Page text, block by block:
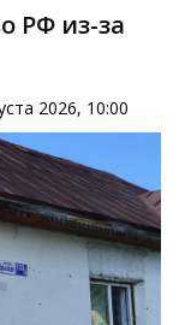
РФ из-за
2026, 10:00